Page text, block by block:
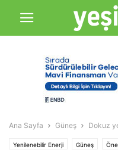
Ana Sayfa Güneş Dokuz
Yenilenebilir Enerji Güneş